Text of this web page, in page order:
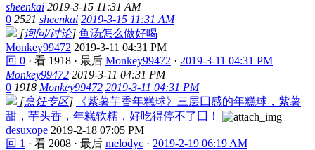
sheenkai 2019-3-15 11:31 AM
0 2521 sheenkai 2019-3-15 11:31 AM
[询问/讨论] 鱼汤怎么做好喝
Monkey99472 2019-3-11 04:31 PM
回 0 · 看 1918 · 最后 Monkey99472 · 2019-3-11 04:31 PM
Monkey99472 2019-3-11 04:31 PM
0 1918 Monkey99472 2019-3-11 04:31 PM
[烹饪专区]
《紫薯芋香年糕球》三层囗感的年糕球，紫薯
甜，芋头香，年糕软糯，好吃得停不了囗！
desuxope 2019-2-18 07:05 PM
回 1 · 看 2008 · 最后 melodyc · 2019-2-19 06:19 AM